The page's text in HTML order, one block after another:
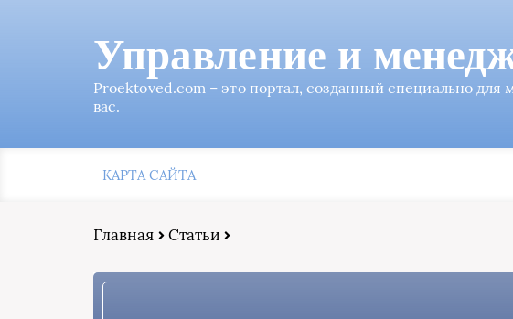
Управление и
Proektoved.com – это портал, созданный специально
вас.
КАРТА САЙТА
Главная Статьи